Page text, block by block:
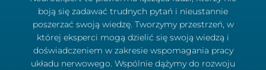
boją się zadawać trudnych pytań i nieustannie
poszerzać swoją wiedzę. Tworzymy przestrzeń, w
której eksperci mogą dzielić się swoją wiedzą i
doświadczeniem w zakresie wspomagania pracy
układu nerwowego. Wspólnie dążymy do rozwoju